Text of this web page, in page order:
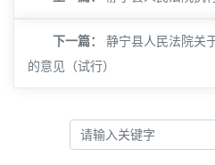
下一篇：
静宁县人民法院关
的意见（试行）